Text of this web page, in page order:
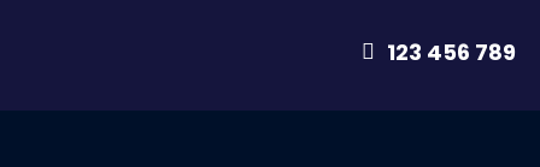
123 456 789